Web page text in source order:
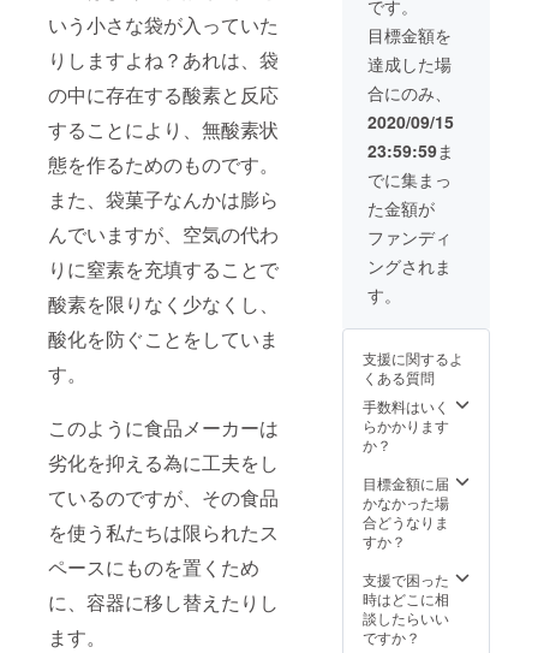
いう小さな袋が入っていた
りしますよね？あれは、袋
の中に存在する酸素と反応
することにより、無酸素状
態を作るためのものです。
また、袋菓子なんかは膨ら
んでいますが、空気の代わ
りに窒素を充填することで
酸素を限りなく少なくし、
酸化を防ぐことをしていま
す。
このように食品メーカーは
劣化を抑える為に工夫をし
ているのですが、その食品
を使う私たちは限られたス
ペースにものを置くため
に、容器に移し替えたりし
ます。
です。
目標金額を
達成した場
合にのみ、
2020/09/15
23:59:59ま
でに集まっ
た金額が
ファンディ
ングされま
す。
支援に関するよ
くある質問
手数料はいく
らかかります
か？
目標金額に届
かなかった場
合どうなりま
すか？
支援で困った
時はどこに相
談したらいい
ですか？